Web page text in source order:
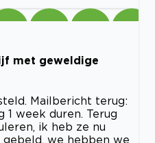
met geweldige
Mailbericht terug:
1 week duren. Terug
ik heb ze nu
gebeld, we hebben we